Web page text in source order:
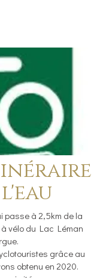
passe à 2,5km de la
vélo du Lac Léman
grâce au
obtenu en 2020.